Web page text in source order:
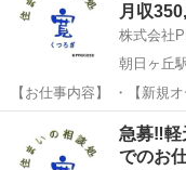
月収
株式会社
朝日ヶ丘
【お仕事内容】 ・【新規
施工を行う複数の協力業者
各協力業者様を取り纏め、案件を進
工中の写真管理や出...
朝日
急募‼️軽
でのお